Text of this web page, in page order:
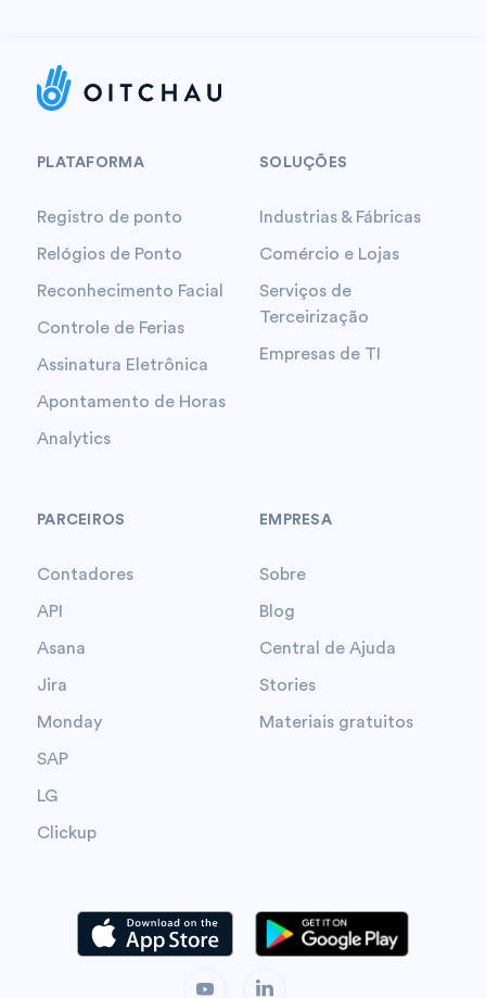
PLATAFORMA
Registro de ponto
Relógios de Ponto
Reconhecimento Facial
Controle de Ferias
Assinatura Eletrônica
Apontamento de Horas
Analytics
SOLUÇÕES
Industrias & Fábricas
Comércio e Lojas
Serviços de
Terceirização
Empresas de TI
PARCEIROS
Contadores
API
Asana
Jira
Monday
SAP
LG
Clickup
EMPRESA
Sobre
Blog
Central de Ajuda
Stories
Materiais gratuitos